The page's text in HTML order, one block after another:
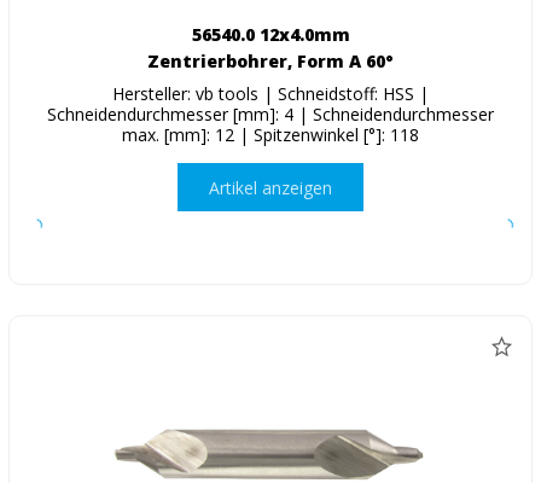
56540.0 12x4.0mm
Zentrierbohrer, Form A 60°
Hersteller: vb tools | Schneidstoff: HSS |
Schneidendurchmesser [mm]: 4 | Schneidendurchmesser
max. [mm]: 12 | Spitzenwinkel [°]: 118
Artikel anzeigen